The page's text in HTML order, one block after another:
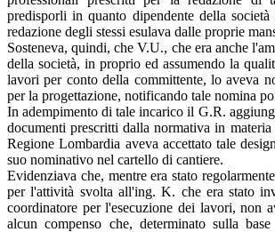
predisporli in quanto dipendente della
redazione degli stessi esulava dalle proprie
Sosteneva, quindi, che V.U., che era anche
della società, in proprio ed assumendo la
lavori per conto della committente, lo aveva
per la progettazione, notificando tale nomina
In adempimento di tale incarico il G.R.
documenti prescritti dalla normativa in
Regione Lombardia aveva accettato tale
suo nominativo nel cartello di cantiere.
Evidenziava che, mentre era stato
per l'attività svolta all'ing. K. che era stato
coordinatore per l'esecuzione dei lavori, non
alcun compenso che, determinato sulla